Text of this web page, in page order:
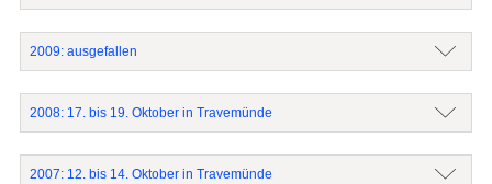
2009: ausgefallen
2008: 17. bis 19. Oktober in Travemünde
2007: 12. bis 14. Oktober in Travemünde